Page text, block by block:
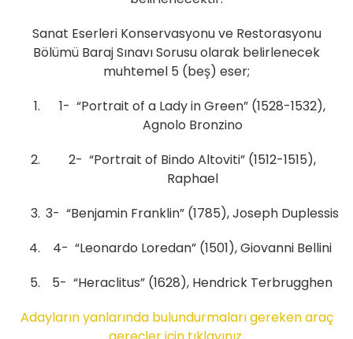
Sanat Eserleri Konservasyonu ve Restorasyonu
Bölümü Baraj Sınavı Sorusu olarak belirlenecek
muhtemel 5 (beş) eser;
1- “Portrait of a Lady in Green” (1528-1532),
Agnolo Bronzino
2- “Portrait of Bindo Altoviti” (1512-1515),
Raphael
3- “Benjamin Franklin” (1785), Joseph Duplessis
4- “Leonardo Loredan” (1501), Giovanni Bellini
5- “Heraclitus” (1628), Hendrick Terbrugghen
Adayların yanlarında bulundurmaları gereken araç